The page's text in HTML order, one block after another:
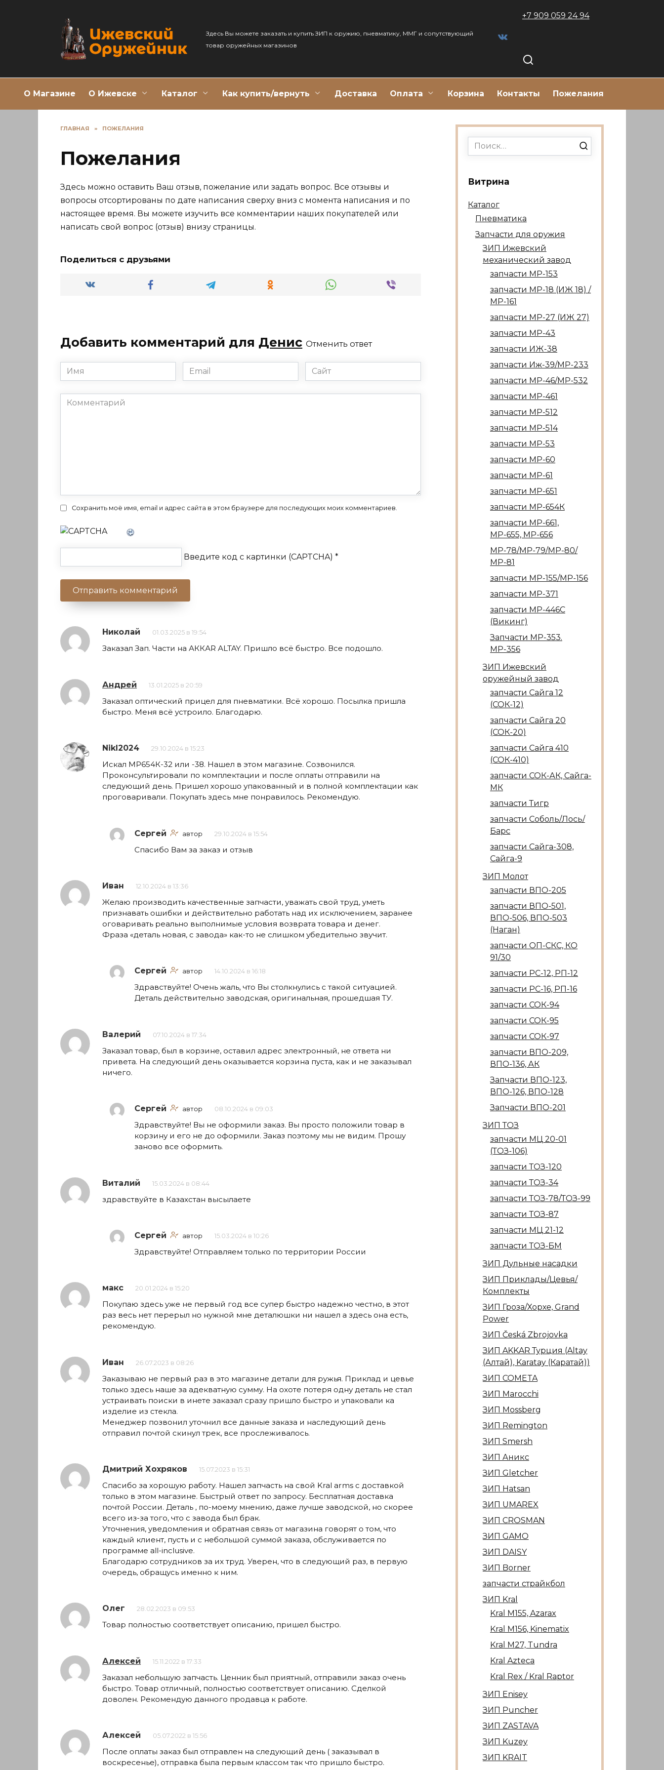
Здесь Вы можете заказать и купить ЗИП к оружию, пневматику, ММГ и сопутствующий
товар оружейных магазинов
+7 909 059 24 94
О Магазине О Ижевске Каталог Как купить/вернуть Доставка Оплата Корзина Контакты Пожелания
ГЛАВНАЯ » ПОЖЕЛАНИЯ
Пожелания
Здесь можно оставить Ваш отзыв, пожелание или задать вопрос. Все отзывы и
вопросы отсортированы по дате написания сверху вниз с момента написания и по
настоящее время. Вы можете изучить все комментарии наших покупателей или
написать свой вопрос (отзыв) внизу страницы.
Поделиться с друзьями
Добавить комментарий для Денис Отменить ответ
Имя
*
Email
*
Сайт
Комментарий
Сохранить моё имя, email и адрес сайта в этом браузере для последующих моих комментариев.
Введите код с картинки (CAPTCHA) *
Николай 01.03.2025 в 19:54
Заказал Зап. Части на АККАR ALTAY. Пришло всё быстро. Все подошло.
Андрей 13.01.2025 в 20:59
Заказал оптический прицел для пневматики. Всё хорошо. Посылка пришла
быстро. Меня всё устроило. Благодарю.
NikI2024 29.10.2024 в 15:23
Искал МР654К-32 или -38. Нашел в этом магазине. Созвонился.
Проконсультировали по комплектации и после оплаты отправили на
следующий день. Пришел хорошо упакованный и в полной комплектации как
проговаривали. Покупать здесь мне понравилось. Рекомендую.
Сергей автор 29.10.2024 в 15:54
Спасибо Вам за заказ и отзыв
Иван 12.10.2024 в 13:36
Желаю производить качественные запчасти, уважать свой труд, уметь
признавать ошибки и действительно работать над их исключением, заранее
оговаривать реально выполнимые условия возврата товара и денег.
Фраза «деталь новая, с завода» как-то не слишком убедительно звучит.
Сергей автор 14.10.2024 в 16:18
Здравствуйте! Очень жаль, что Вы столкнулись с такой ситуацией.
Деталь действительно заводская, оригинальная, прошедшая ТУ.
Валерий 07.10.2024 в 17:34
Заказал товар, был в корзине, оставил адрес электронный, не ответа ни
привета. На следующий день оказывается корзина пуста, как и не заказывал
ничего.
Сергей автор 08.10.2024 в 09:03
Здравствуйте! Вы не оформили заказ. Вы просто положили товар в
корзину и его не до оформили. Заказ поэтому мы не видим. Прошу
заново все оформить.
Виталий 15.03.2024 в 08:44
здравствуйте в Казахстан высылаете
Сергей автор 15.03.2024 в 10:26
Здравствуйте! Отправляем только по территории России
макс 20.01.2024 в 15:20
Покупаю здесь уже не первый год все супер быстро надежно честно, в этот
раз весь нет перерыл но нужной мне деталюшки ни нашел а здесь она есть,
рекомендую.
Иван 26.07.2023 в 08:26
Заказываю не первый раз в это магазине детали для ружья. Приклад и цевье
только здесь наше за адекватную сумму. На охоте потеря одну деталь не стал
устраивать поиски в инете заказал сразу пришло быстро и упаковали ка
изделие из стекла.
Менеджер позвонил уточнил все данные заказа и наследующий день
отправил почтой скинул трек, все прослеживалось.
Дмитрий Хохряков 15.07.2023 в 15:31
Спасибо за хорошую работу. Нашел запчасть на свой Kral arms с доставкой
только в этом магазине. Быстрый ответ по запросу. Бесплатная доставка
почтой России. Деталь , по-моему мнению, даже лучше заводской, но скорее
всего из-за того, что с завода был брак.
Уточнения, уведомления и обратная связь от магазина говорят о том, что
каждый клиент, пусть и с небольшой суммой заказа, обслуживается по
программе all-inclusive.
Благодарю сотрудников за их труд. Уверен, что в следующий раз, в первую
очередь, обращусь именно к ним.
Олег 28.02.2023 в 09:53
Товар полностью соответствует описанию, пришел быстро.
Алексей 15.11.2022 в 17:33
Заказал небольшую запчасть. Ценник был приятный, отправили заказ очень
быстро. Товар отличный, полностью соответствует описанию. Сделкой
доволен. Рекомендую данного продавца к работе.
Алексей 05.07.2022 в 15:56
После оплаты заказ был отправлен на следующий день ( заказывал в
воскресенье), отправка была первым классом так что пришло быстро.
Search
for:
Витрина
Каталог
Пневматика
Запчасти для оружия
ЗИП Ижевский
механический завод
запчасти МР-153
запчасти МР-18 (ИЖ 18) /
МР-161
запчасти МР-27 (ИЖ 27)
запчасти МР-43
запчасти ИЖ-38
запчасти Иж-39/МР-233
запчасти МР-46/МР-532
запчасти МР-461
запчасти МР-512
запчасти МР-514
запчасти МР-53
запчасти МР-60
запчасти МР-61
запчасти МР-651
запчасти МР-654К
запчасти МР-661,
МР-655, МР-656
МР-78/МР-79/МР-80/
МР-81
запчасти МР-155/МР-156
запчасти МР-371
запчасти МР-446С
(Викинг)
Запчасти МР-353.
МР-356
ЗИП Ижевский
оружейный завод
запчасти Сайга 12
(СОК-12)
запчасти Сайга 20
(СОК-20)
запчасти Сайга 410
(СОК-410)
запчасти СОК-АК, Сайга-
МК
запчасти Тигр
запчасти Соболь/Лось/
Барс
запчасти Сайга-308,
Сайга-9
ЗИП Молот
запчасти ВПО-205
запчасти ВПО-501,
ВПО-506, ВПО-503
(Наган)
запчасти ОП-СКС, КО
91/30
запчасти РС-12, РП-12
запчасти РС-16, РП-16
запчасти СОК-94
запчасти СОК-95
запчасти СОК-97
запчасти ВПО-209,
ВПО-136, АК
Запчасти ВПО-123,
ВПО-126, ВПО-128
Запчасти ВПО-201
ЗИП ТОЗ
запчасти МЦ 20-01
(ТОЗ-106)
запчасти ТОЗ-120
запчасти ТОЗ-34
запчасти ТОЗ-78/ТОЗ-99
запчасти ТОЗ-87
запчасти МЦ 21-12
запчасти ТОЗ-БМ
ЗИП Дульные насадки
ЗИП Приклады/Цевья/
Комплекты
ЗИП Гроза/Хорхе, Grand
Power
ЗИП Česká Zbrojovka
ЗИП AKKAR Турция (Altay
(Алтай), Karatay (Каратай))
ЗИП COMETA
ЗИП Marocсhi
ЗИП Mossberg
ЗИП Remington
ЗИП Smersh
ЗИП Аникс
ЗИП Gletcher
ЗИП Hatsan
ЗИП UMAREX
ЗИП CROSMAN
ЗИП GAMO
ЗИП DAISY
ЗИП Borner
запчасти страйкбол
ЗИП Kral
Kral М155, Azarax
Kral М156, Kinematix
Kral М27, Tundra
Kral Azteca
Kral Rex / Kral Raptor
ЗИП Enisey
ЗИП Puncher
ЗИП ZASTAVA
ЗИП Kuzey
ЗИП KRAIT